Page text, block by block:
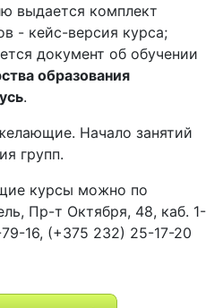
выдается комплект
- кейс-версия курса;
документ об обучении
образования
.
Начало занятий
групп.
курсы можно по
Пр-т Октября, 48, каб. 1-
16, (+375 232) 25-17-20